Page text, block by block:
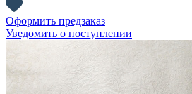
Оформить предзаказ
Уведомить о поступлении